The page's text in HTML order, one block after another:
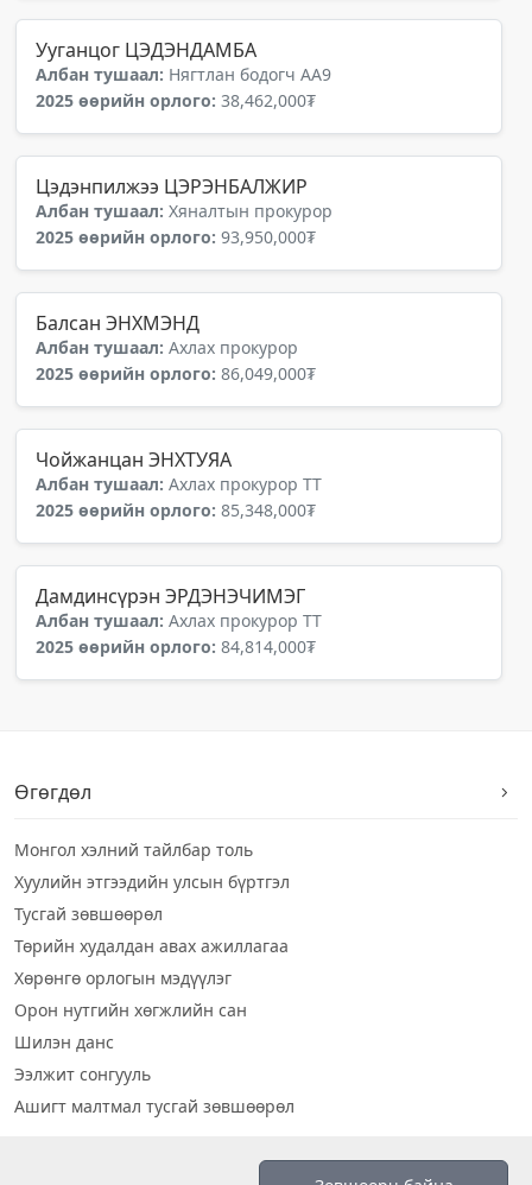
Ууганцог ЦЭДЭНДАМБА
Албан тушаал: Нягтлан бодогч АА9
2025 өөрийн орлого: 38,462,000₮
Цэдэнпилжээ ЦЭРЭНБАЛЖИР
Албан тушаал: Хяналтын прокурор
2025 өөрийн орлого: 93,950,000₮
Балсан ЭНХМЭНД
Албан тушаал: Ахлах прокурор
2025 өөрийн орлого: 86,049,000₮
Чойжанцан ЭНХТУЯА
Албан тушаал: Ахлах прокурор ТТ
2025 өөрийн орлого: 85,348,000₮
Дамдинсүрэн ЭРДЭНЭЧИМЭГ
Албан тушаал: Ахлах прокурор ТТ
2025 өөрийн орлого: 84,814,000₮
Өгөгдөл
Монгол хэлний тайлбар толь
Хуулийн этгээдийн улсын бүртгэл
Тусгай зөвшөөрөл
Төрийн худалдан авах ажиллагаа
Хөрөнгө орлогын мэдүүлэг
Орон нутгийн хөгжлийн сан
Шилэн данс
Ээлжит сонгууль
Ашигт малтмал тусгай зөвшөөрөл